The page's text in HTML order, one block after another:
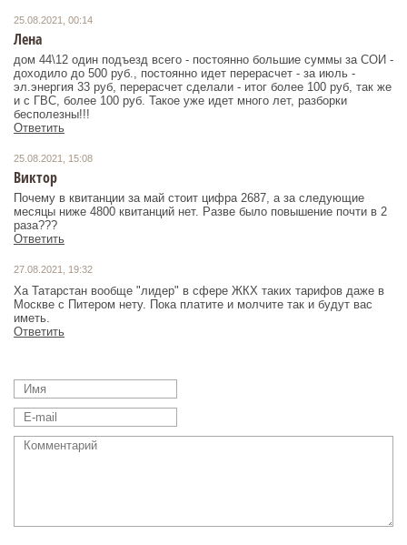
25.08.2021, 00:14
Лена
дом 44\12 один подъезд всего - постоянно большие суммы за СОИ -
доходило до 500 руб., постоянно идет перерасчет - за июль -
эл.энергия 33 руб, перерасчет сделали - итог более 100 руб, так же
и с ГВС, более 100 руб. Такое уже идет много лет, разборки
бесполезны!!!
Ответить
25.08.2021, 15:08
Виктор
Почему в квитанции за май стоит цифра 2687, а за следующие
месяцы ниже 4800 квитанций нет. Разве было повышение почти в 2
раза???
Ответить
27.08.2021, 19:32
Ха Татарстан вообще "лидер" в сфере ЖКХ таких тарифов даже в
Москве с Питером нету. Пока платите и молчите так и будут вас
иметь.
Ответить